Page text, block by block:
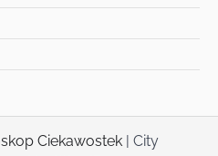
Ciekawostek | City